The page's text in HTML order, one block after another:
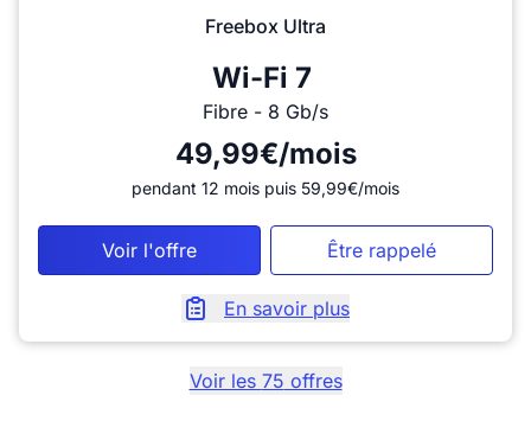
Freebox Ultra
Wi-Fi 7
Fibre - 8 Gb/s
49,99€/mois
pendant 12 mois puis 59,99€/mois
Voir l'offre Être rappelé
En savoir plus
Voir les 75 offres